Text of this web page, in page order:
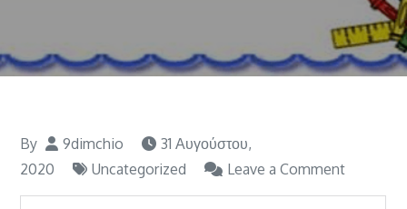
By 9dimchio
31 Αυγούστου,
2020
Uncategorized Leave a Commenton
Β’